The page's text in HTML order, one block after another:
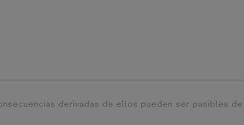
derivadas de ellos pueden ser pasibles de